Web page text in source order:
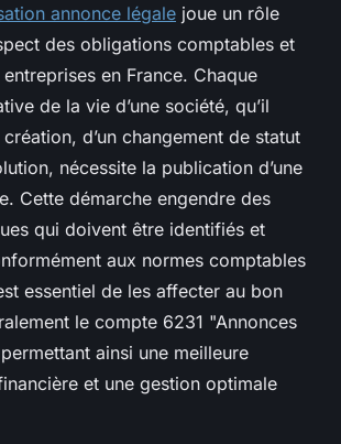
annonce légale joue un rôle
des obligations comptables et
en France. Chaque
de la vie d’une société, qu’il
création, d’un changement de statut
nécessite la publication d’une
Cette démarche engendre des
qui doivent être identifiés et
aux normes comptables
essentiel de les affecter au bon
le compte 6231 "Annonces
ainsi une meilleure
et une gestion optimale